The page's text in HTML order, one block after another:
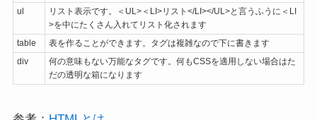
ul
リスト表示です。＜UL>＜LI>リスト</LI></UL>と言うふうに＜LI
>を中にたくさん入れてリスト化されます
table
表を作ることができます。タグは複雑なので下に書きます
div
何の意味もない万能なタグです。何もCSSを適用しない場合はた
だの透明な箱になります